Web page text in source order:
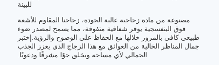
للبيئة
مصنوعة من مادة زجاجية عالية الجودة، زجاجنا المقاوم للأشعة
فوق البنفسجية يوفر شفافية متفوقة، مما يسمح لمصدر ضوء
طبيعي كافي بالمرور خلالها مع الحفاظ على الوضوح والرؤية.إختبر
جمال المناظر الخالية من العوائق مع هذا الزجاج الذي يعزز الجذب
الجمالي لأي مساحة ويخلق جوًا مشرقًا ودعويًا.